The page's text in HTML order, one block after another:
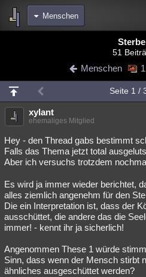
Menschen
Blogs
Chat Wiki Neuigkeiten
meine Rubriken
Menschen
Spiritualität Verschwörungen
Natur Umfragen Unterhaltung
weitere Rubriken
Philosophie Träume Orte
Astronomie Helpdesk
Musik Clash Verbesserungen
Übersichten
51
Menschen
Seite 1 /
xylant
ehemaliges Mitglied
Hey - den Thread gabs bestimmt
Falls das Thema jetzt total
Aber ich versuchs trotzdem
Es wird ja immer wieder berichtet,
alles ziemlich angenehm für den
Die ein Interpretation ist, dass der
ausschüttet, die andere das die
immer! - kennt ihr ja sicherlich!
Angenommen These 1 würde
Sinn, dass wenn der Mensch stirbt
ähnliches ausgeschüttet werden?